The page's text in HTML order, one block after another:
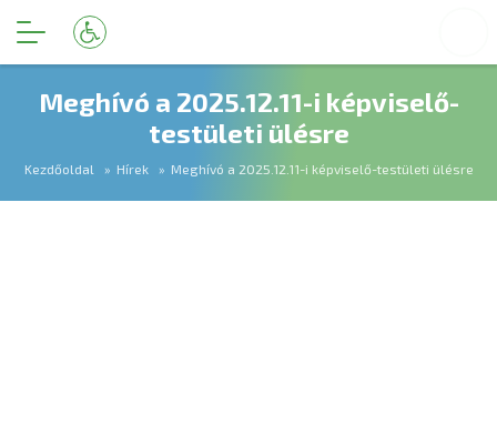
Meghívó a 2025.12.11-i képviselő-
testületi ülésre
Kezdőoldal Hírek Meghívó a 2025.12.11-i képviselő-testületi ülésre